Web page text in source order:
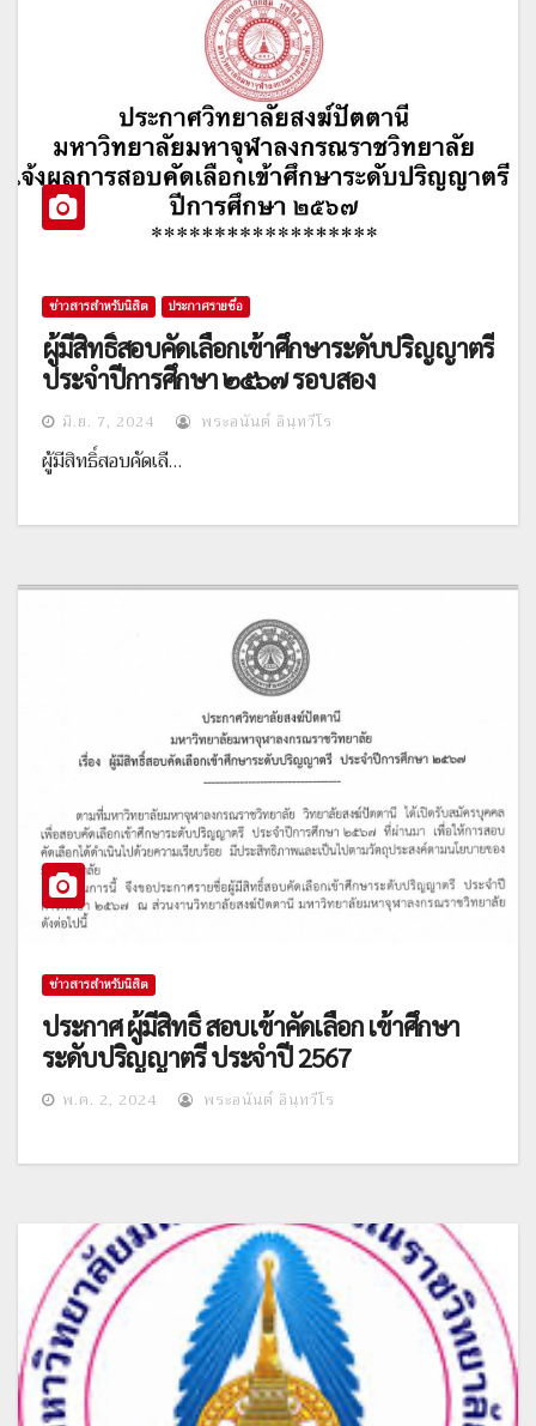
ข่าวสารสำหรับนิสิต ประกาศรายชื่อ
ผู้มีสิทธิ์สอบคัดเลือกเข้าศึกษาระดับปริญญาตรี
ประจำปีการศึกษา ๒๕๖๗ รอบสอง
มิ.ย. 7, 2024 พระอนันต์ อินฺทวีโร
ผู้มีสิทธิ์สอบคัดเลื…
ข่าวสารสำหรับนิสิต
ประกาศ ผู้มีสิทธิ์ สอบเข้าคัดเลือก เข้าศึกษา
ระดับปริญญาตรี ประจำปี 2567
พ.ค. 2, 2024 พระอนันต์ อินฺทวีโร